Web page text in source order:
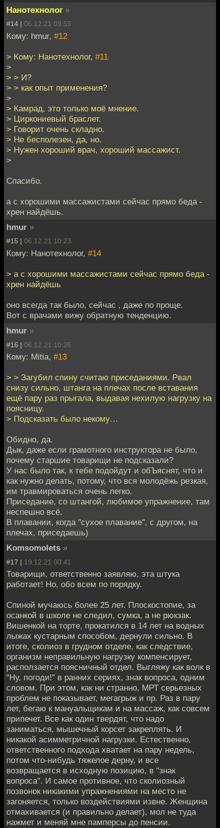
Нанотехнолог »
#14 | 06.12.21 09:59
Кому: hmur, #12
> Кому: Нанотехнолог, #11
>
> > И?
> > как опыт применения?
>
> Камрад, это только моё мнение.
> Циркониевый браслет.
> Говорит очень складно.
> Не бесполезен, да, но.
> Нужен хороший врач, хороший массажист.
>
Спасибо.
а с хорошими массажистами сейчас прямо беда -
хрен найдёшь.
hmur »
#15 | 06.12.21 10:23
Кому: Нанотехнолог, #14
> а с хорошими массажистами сейчас прямо беда -
хрен найдёшь
оно всегда так было, сейчас , даже по проще.
Вот с врачами вижу обратную тенденцию.
hmur »
#16 | 06.12.21 10:26
Кому: Mitia, #13
> > Загубил спину считаю приседаниями. Рвал
снизу сильно, штанга на плечах после вставания
ещё пару раз прыгала, выдавая нехилую нагрузку на
поясницу.
> Подсказать было некому…
Обидно, да.
Дык, даже если грамотного инструктора не было,
почему старшие товарищи не подсказали?
У нас было так, к тебе подойдут и обЪяснят, что и
как нужно делать, потому, что вся молодёжь резкая,
им травмироваться очень легко.
Приседание, со штангой, любимое упражнение, там
неспешно всё.
В плавании, когда "сухое плавание", с другом, на
плечах, приседаешь)
Komsomolets »
#17 | 19.12.21 00:41
Товарищи, ответственно заявляю, эта штука
работает! Но, обо всем по порядку.
Спиной мучаюсь более 25 лет. Плоскостопие, за
осанкой в школе не следил, сумка, а не рюкзак.
Вишенкой на торте, прокатился в 14 лет на водных
лыжах кустарным способом, дернули сильно. В
итоге, сколиоз в грудном отделе, как следствие,
организм неправильную нагрузку компенсирует,
расползается поясничный отдел. Выгляжу как волк в
"Ну, погоди!" в ранних сериях, знак вопроса, одним
словом. При этом, как ни странно, МРТ серьезных
проблем не показывает, мегагрыж и пр. Раз в пару
лет, бегаю к мануальщикам и на массаж, как совсем
припечет. Все как один твердят, что надо
заниматься, мышечный корсет закреплять. И
никакой асимметричной нагрузки. Естественно,
ответственного подхода хватает на пару недель,
потом что-нибудь тяжелое дерну, и все
возвращается в исходную позицию, в "знак
вопроса". И самое противное, что сколиозный
позвонок никакими упражнениями на место не
загоняется, только воздействиями извне. Женщина
отмахивается (и правильно делает), мол не туда
нажмет и меняй мне памперсы до пенсии.